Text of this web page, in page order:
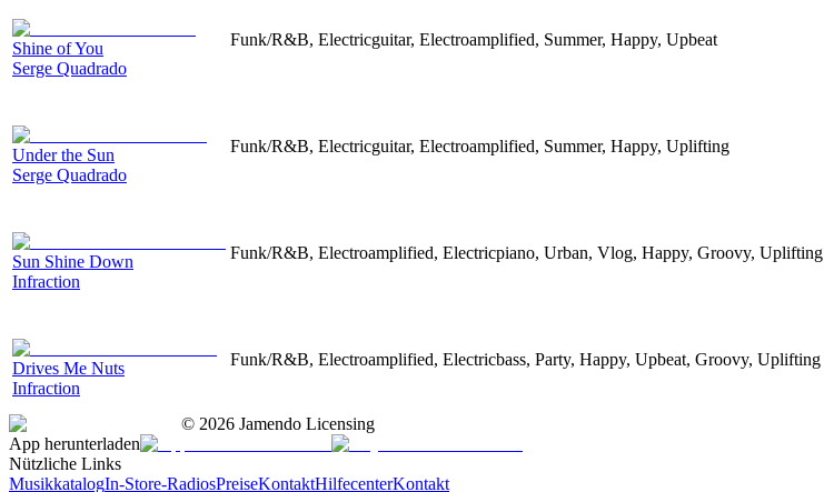
Shine of You
Serge Quadrado
Funk/R&B, Electricguitar, Electroamplified, Summer, Happy, Upbeat
Under the Sun
Serge Quadrado
Funk/R&B, Electricguitar, Electroamplified, Summer, Happy, Uplifting
Sun Shine Down
Infraction
Funk/R&B, Electroamplified, Electricpiano, Urban, Vlog, Happy, Groovy, Uplifting
Drives Me Nuts
Infraction
Funk/R&B, Electroamplified, Electricbass, Party, Happy, Upbeat, Groovy, Uplifting
© 2026 Jamendo Licensing
App herunterladen
Nützliche Links
MusikkatalogIn-Store-RadiosPreiseKontaktHilfecenterKontakt